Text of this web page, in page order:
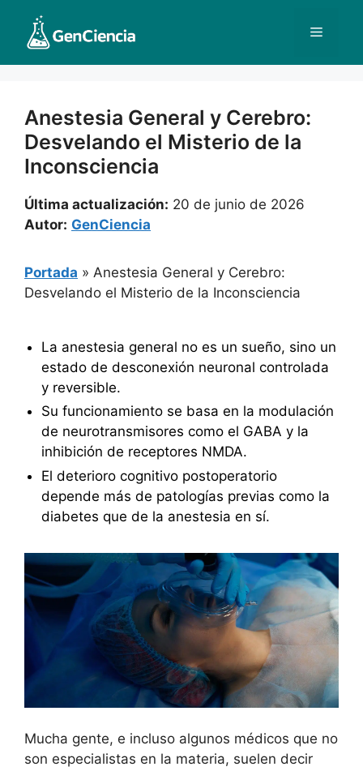
contenido
Menú
Anestesia General y Cerebro:
Desvelando el Misterio de la
Inconsciencia
Última actualización: 20 de junio de 2026
Autor: GenCiencia
Portada » Anestesia General y Cerebro:
Desvelando el Misterio de la Inconsciencia
La anestesia general no es un sueño, sino un
estado de desconexión neuronal controlada
y reversible.
Su funcionamiento se basa en la modulación
de neurotransmisores como el GABA y la
inhibición de receptores NMDA.
El deterioro cognitivo postoperatorio
depende más de patologías previas como la
diabetes que de la anestesia en sí.
Mucha gente, e incluso algunos médicos que no
son especialistas en la materia, suelen decir